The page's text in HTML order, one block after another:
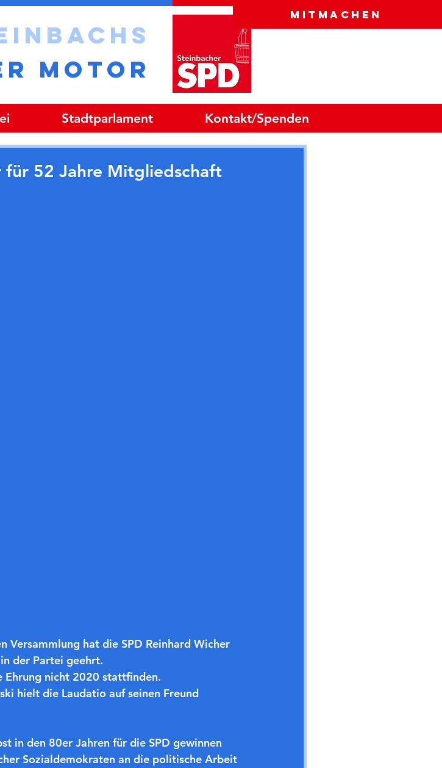
Mitmachen
MOTOR
Stadtparlament Kontakt/Spenden
für 52 Jahre Mitgliedschaft
Versammlung hat die SPD Reinhard Wicher
der Partei geehrt.
Ehrung nicht 2020 stattfinden.
hielt die Laudatio auf seinen Freund
in den 80er Jahren für die SPD gewinnen
Sozialdemokraten an die politische Arbeit